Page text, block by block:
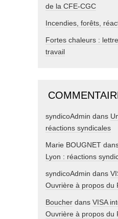
de la CFE-CGC
Incendies, forêts,
Fortes chaleurs :
travail
syndicoAdmin dans
réactions syndicales
Marie BOUGNET
Lyon : réactions
syndicoAdmin dans
Ouvrière à propos du
Boucher dans VISA
Ouvrière à propos du